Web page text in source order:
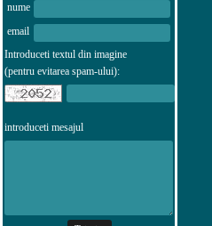
nume
email
Introduceti textul din imagine
(pentru evitarea spam-ului):
introduceti mesajul